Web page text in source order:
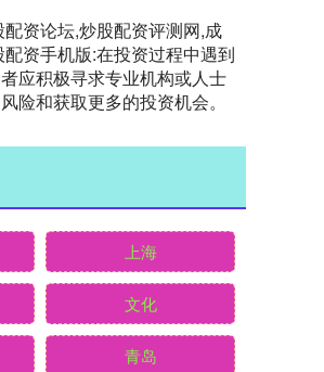
资论坛,炒股配资评测网,成
资手机版:在投资过程中遇到
应积极寻求专业机构或人士
险和获取更多的投资机会。
上海
文化
青岛